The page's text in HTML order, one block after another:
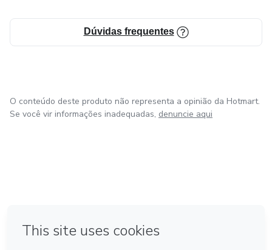
Dúvidas frequentes
O conteúdo deste produto não representa a opinião da Hotmart.
Se você vir informações inadequadas, denuncie aqui
Feito com ❤ em Bogotá